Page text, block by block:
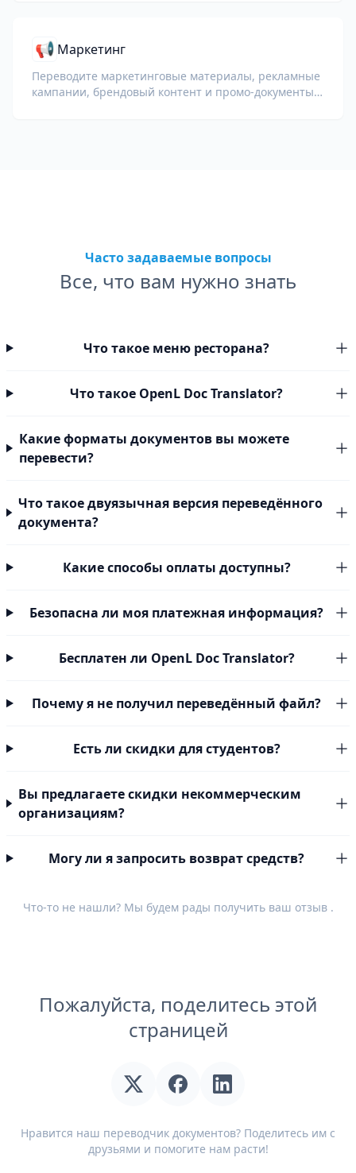
📢 Маркетинг
Переводите маркетинговые материалы, рекламные
кампании, брендовый контент и промо-документы
Часто задаваемые вопросы
Все, что вам нужно знать
Что такое меню ресторана?
Что такое OpenL Doc Translator?
Какие форматы документов вы можете
перевести?
Что такое двуязычная версия переведённого
документа?
Какие способы оплаты доступны?
Безопасна ли моя платежная информация?
Бесплатен ли OpenL Doc Translator?
Почему я не получил переведённый файл?
Есть ли скидки для студентов?
Вы предлагаете скидки некоммерческим
организациям?
Могу ли я запросить возврат средств?
Что-то не нашли? Мы будем рады получить ваш отзыв.
Пожалуйста, поделитесь этой
страницей
Нравится наш переводчик документов? Поделитесь им с
друзьями и помогите нам расти!